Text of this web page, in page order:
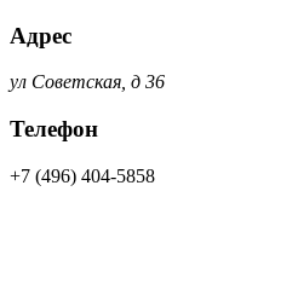
Адрес
ул Советская, д 36
Телефон
+7 (496) 404-5858